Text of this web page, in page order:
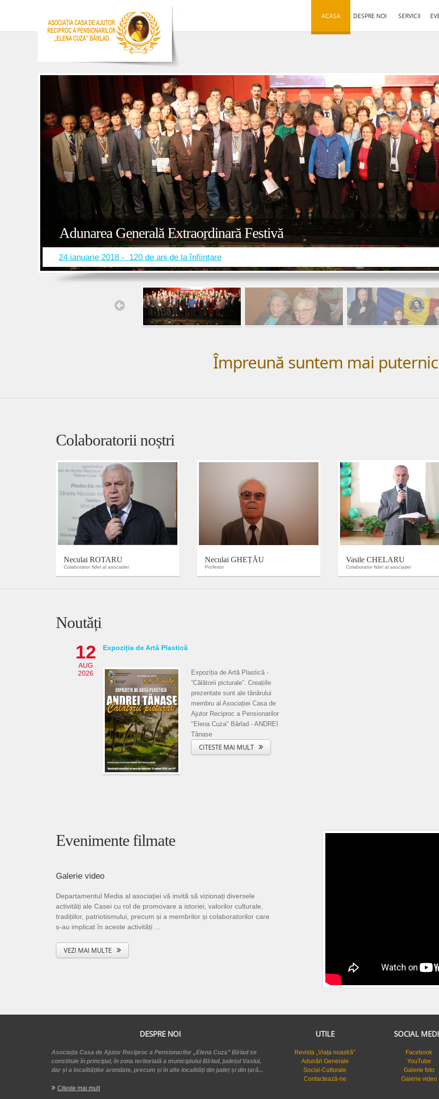
ACASA DESPRE NOI SERVICII
Adunarea Generală Extraordinară Festivă
24 ianuarie 2018 - 120 de ani de la înființare
Împreună suntem mai
Colaboratorii noștri
Neculai ROTARU
Colaborator fidel al asociatiei
Neculai GHEȚĂU
Profesor
Vasile CHELARU
Colaborator fidel al asociației
Noutăți
12
AUG
2026
Expoziția de Artă Plastică
Expoziția de Artă Plastică -
”Călătorii picturale”. Creațiile
prezentate sunt ale tânărului
membru al Asociației Casa de
Ajutor Reciproc a Pensionarilor
"Elena Cuza" Bârlad - ANDREI
Tănase
CITESTE MAI MULT
Evenimente filmate
Galerie video
Departamentul Media al asociației vă invită să vizionați diversele
activități ale Casei cu rol de promovare a istoriei, valorilor culturale,
tradițiilor, patriotismului, precum și a membrilor și colaboratorilor care
s-au implicat în aceste activități ...
VEZI MAI MULTE
DESPRE NOI
Asociația Casa de Ajutor Reciproc a Pensionarilor „Elena Cuza” Bîrlad se
constituie în principal, în zona teritorială a municipiului Bîrlad, județul Vaslui,
dar și a localităților arondate, precum și în alte localități din județ și din țară...
Citeste mai mult
UTILE
Revista „Viața noastră”
Adunări Generale
Social-Culturale
Contactează-ne
SOCIAL
Facebook
YouTube
Galerie foto
Galerie video